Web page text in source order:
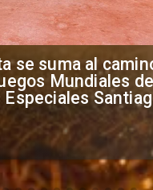
se suma al
Mundiales de
Especiales